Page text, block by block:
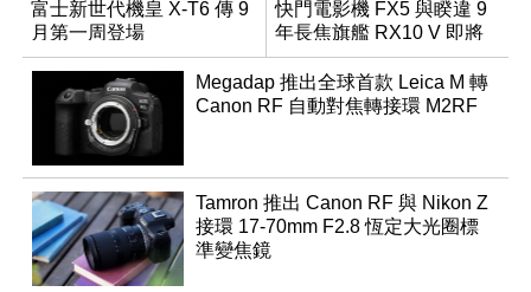
富士新世代機皇 X-T6 傳 9
月第一周登場
快門電影機 FX5 與睽違 9
年長焦旗艦 RX10 V 即將
登場
Megadap 推出全球首款 Leica M 轉
Canon RF 自動對焦轉接環 M2RF
Tamron 推出 Canon RF 與 Nikon Z
接環 17-70mm F2.8 恆定大光圈標
準變焦鏡